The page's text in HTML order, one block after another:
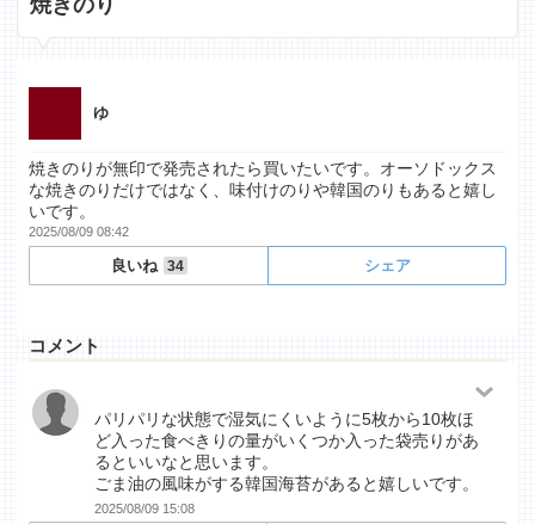
焼きのり
ゆ
焼きのりが無印で発売されたら買いたいです。オーソドックス
な焼きのりだけではなく、味付けのりや韓国のりもあると嬉し
いです。
2025/08/09 08:42
良いね 34 シェア
コメント
パリパリな状態で湿気にくいように5枚から10枚ほ
ど入った食べきりの量がいくつか入った袋売りがあ
るといいなと思います。
ごま油の風味がする韓国海苔があると嬉しいです。
2025/08/09 15:08